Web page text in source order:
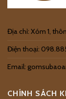
Địa chỉ: Xóm 1,
Điện thoại:
Email:
CHÍNH SÁCH